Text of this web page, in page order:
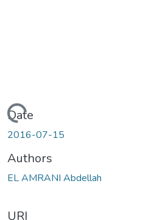
Loading...
Date
2016-07-15
Authors
EL AMRANI Abdellah
URI